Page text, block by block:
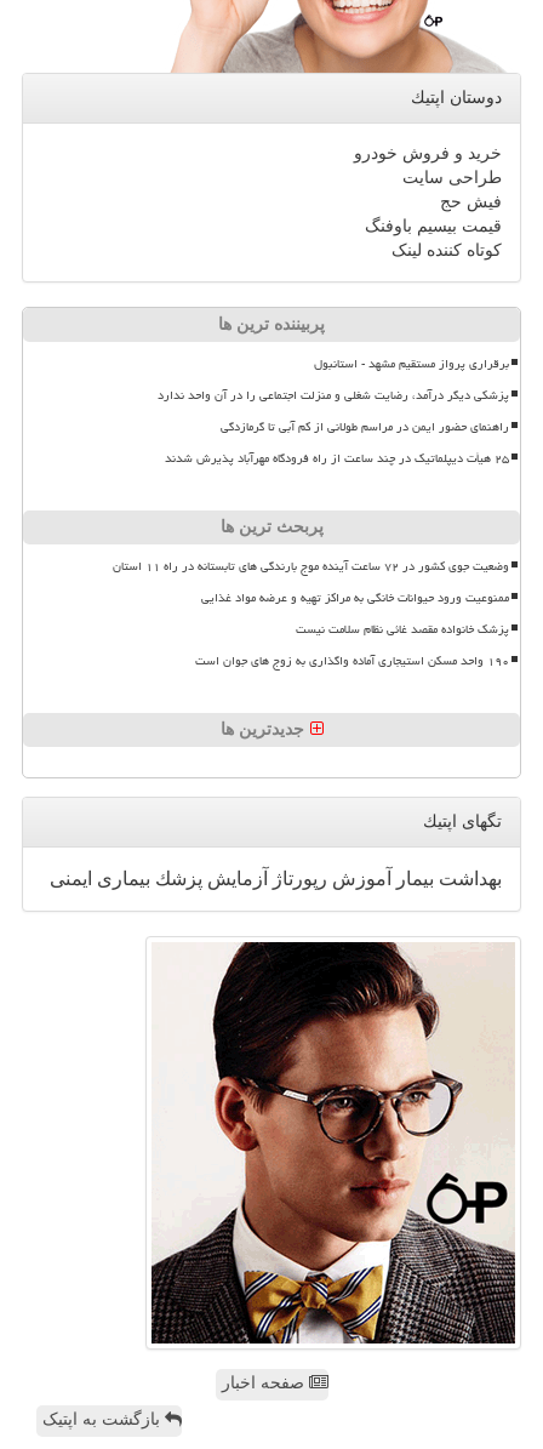
دوستان اپتیك
خرید و فروش خودرو
طراحی سایت
فیش حج
قیمت بیسیم باوفنگ
کوتاه کننده لینک
پربیننده ترین ها
برقراری پرواز مستقیم مشهد - استانبول
پزشکی دیگر درآمد، رضایت شغلی و منزلت اجتماعی را در آن واحد ندارد
راهنمای حضور ایمن در مراسم طولانی از کم آبی تا گرمازدگی
۲۵ هیأت دیپلماتیک در چند ساعت از راه فرودگاه مهرآباد پذیرش شدند
پربحث ترین ها
وضعیت جوی کشور در ۷۲ ساعت آینده موج بارندگی های تابستانه در راه ۱۱ استان
ممنوعیت ورود حیوانات خانگی به مراکز تهیه و عرضه مواد غذایی
پزشک خانواده مقصد غائی نظام سلامت نیست
۱۹۰ واحد مسکن استیجاری آماده واگذاری به زوج های جوان است
جدیدترین ها
تگهای اپتیك
بهداشت بیمار آموزش رپورتاژ آزمایش پزشك بیماری ایمنی
صفحه اخبار
بازگشت به اپتیک